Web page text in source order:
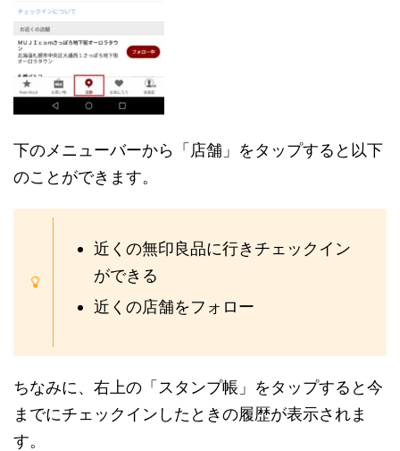
下のメニューバーから「店舗」をタップすると以下
のことができます。
近くの無印良品に行きチェックイン
ができる
近くの店舗をフォロー
ちなみに、右上の「スタンプ帳」をタップすると今
までにチェックインしたときの履歴が表示されま
す。